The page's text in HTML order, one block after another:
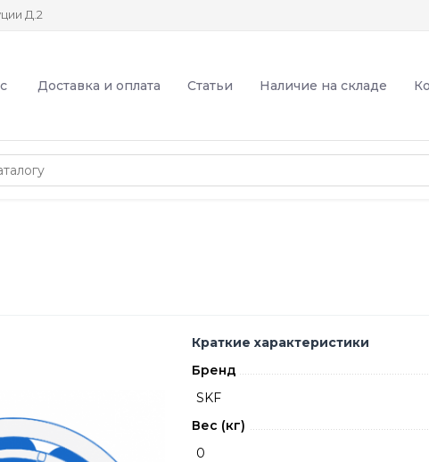
Д.2
Доставка и оплата Статьи Наличие на складе
Краткие характеристики
Бренд
SKF
Вес (кг)
0